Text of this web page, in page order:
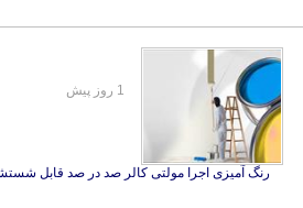
رنگ آمیزی اجرا مولتی کالر صد در صد قابل
1 روز پیش